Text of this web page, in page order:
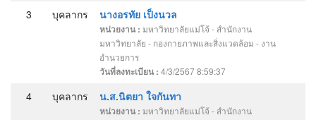
3 บุคลากร นางอรทัย เป็งนวล
หน่วยงาน : มหาวิทยาลัยแม่โจ้ - สำนักงาน
มหาวิทยาลัย - กองกายภาพและสิ่งแวดล้อม - งาน
อำนวยการ
วันที่ลงทะเบียน : 4/3/2567 8:59:37
4 บุคลากร น.ส.นิตยา ใจกันทา
หน่วยงาน : มหาวิทยาลัยแม่โจ้ - สำนักงาน